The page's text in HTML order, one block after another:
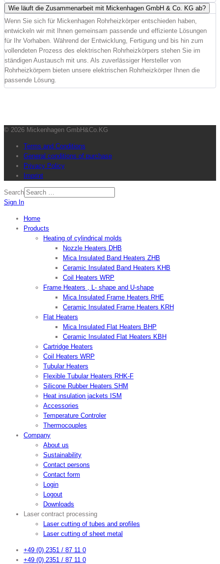
Wie läuft die Zusammenarbeit mit Mickenhagen GmbH & Co. KG ab?
Wenn Sie sich für Mickenhagen Rohrheizkörper entschieden haben,
entwickeln wir mit Ihnen gemeinsam passende und effiziente Lösungen
für Ihr Vorhaben. Während der Entwicklung, Fertigung und bis hin zum
vollendeten Prozess des elektrischen Rohrheizkörpers stehen Sie im
ständigen Austausch mit uns. Als zuverlässiger Hersteller von
Rohrheizkörpern bieten unsere elektrischen Rohrheizkörper Ihnen die
passende Lösung.
© 2026 Mickenhagen GmbH&Co.KG
Terms and Conditions
General conditions of purchase
Privacy Policy
Imprint
Search
Sign In
Home
Products
Heating of cylindrical molds
Nozzle Heaters DHB
Mica Insulated Band Heaters ZHB
Ceramic Insulated Band Heaters KHB
Coil Heaters WRP
Frame Heaters , L- shape and U-shape
Mica Insulated Frame Heaters RHE
Ceramic Insulated Frame Heaters KRH
Flat Heaters
Mica Insulated Flat Heaters BHP
Ceramic Insulated Flat Heaters KBH
Cartridge Heaters
Coil Heaters WRP
Tubular Heaters
Flexible Tubular Heaters RHK-F
Silicone Rubber Heaters SHM
Heat insulation jackets ISM
Accessories
Temperature Controler
Thermocouples
Company
About us
Sustainability
Contact persons
Contact form
Login
Logout
Downloads
Laser contract processing
Laser cutting of tubes and profiles
Laser cutting of sheet metal
+49 (0) 2351 / 87 11 0
+49 (0) 2351 / 87 11 0